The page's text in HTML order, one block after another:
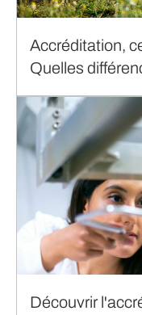
Accréditation,
Quelles
Découvrir